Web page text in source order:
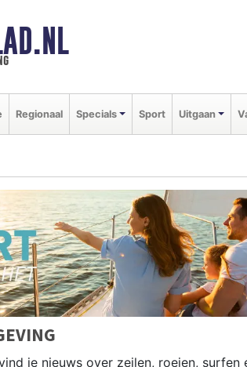
Regionaal Specials Sport Uitgaan
je nieuws over zeilen, roeien, surfen